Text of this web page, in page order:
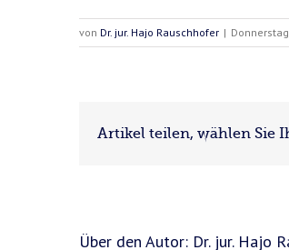
von Dr. jur. Hajo Rauschhofer |
Artikel teilen, wählen Sie
Über den Autor: Dr. jur. Hajo